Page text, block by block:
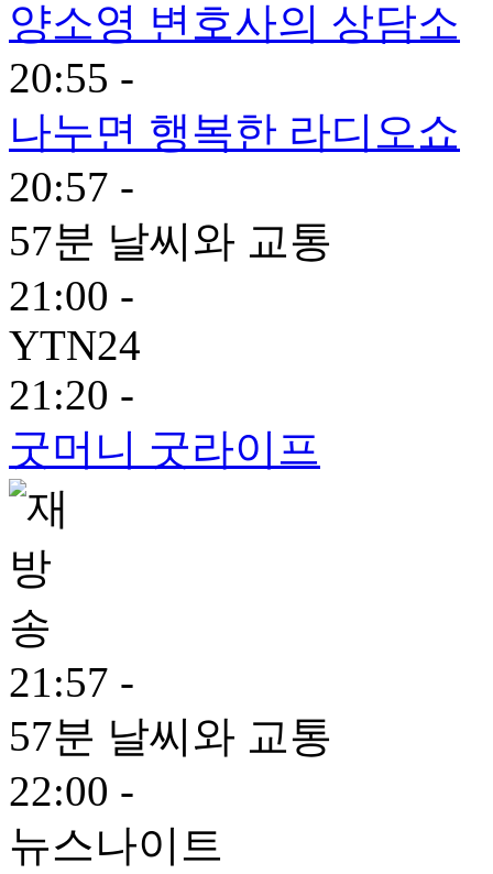
양소영 변호사의 상담소
20:55 -
나누면 행복한 라디오쇼
20:57 -
57분 날씨와 교통
21:00 -
YTN24
21:20 -
굿머니 굿라이프
21:57 -
57분 날씨와 교통
22:00 -
뉴스나이트